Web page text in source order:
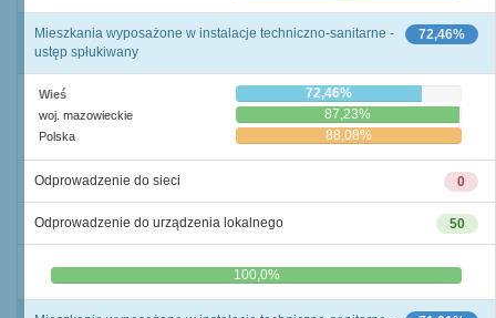
72,46%
Mieszkania wyposażone w instalacje techniczno-sanitarne -
ustęp spłukiwany
Wieś 72,46%
woj. mazowieckie 87,23%
Polska 88,08%
0
Odprowadzenie do sieci
50
Odprowadzenie do urządzenia lokalnego
0,0% 100,0%